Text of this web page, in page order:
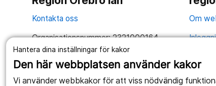
Hantera dina inställningar för kakor
Den här webbplatsen använder kakor
Vi använder webbkakor för att viss nödvändig
Kontakta oss
Organisationsnummer: 2321000164
Tillsammans skapar vi ett bättre liv
Om